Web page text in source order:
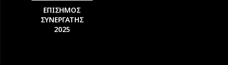
ΕΠΙΣΗΜΟΣ
ΣΥΝΕΡΓΑΤΗΣ
2025